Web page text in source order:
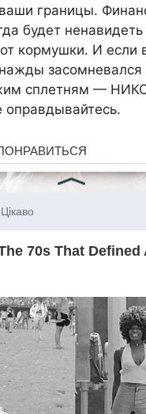
границы.
будет ненавидеть
от кормушки. И если
засомневался
сплетням —
оправдывайтесь.